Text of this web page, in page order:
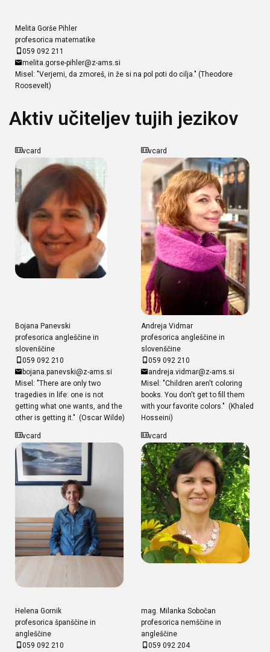
Melita Gorše Pihler
profesorica matematike
059 092 211
melita.gorse-pihler@z-ams.si
Misel: "Verjemi, da zmoreš, in že si na pol poti do cilja." (Theodore
Roosevelt)
Aktiv učiteljev tujih jezikov
vcard
Bojana Panevski
profesorica angleščine in
slovenščine
059 092 210
bojana.panevski@z-ams.si
Misel: "There are only two
tragedies in life: one is not
getting what one wants, and the
other is getting it." (Oscar Wilde)
vcard
Andreja Vidmar
profesorica angleščine in
slovenščine
059 092 210
andreja.vidmar@z-ams.si
Misel: "Children aren't coloring
books. You don't get to fill them
with your favorite colors." (Khaled
Hosseini)
vcard
Helena Gornik
profesorica španščine in
angleščine
059 092 210
vcard
mag. Milanka Sobočan
profesorica nemščine in
angleščine
059 092 204